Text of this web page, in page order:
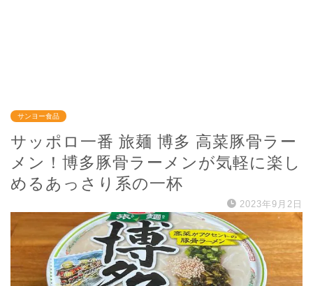
サンヨー食品
サッポロ一番 旅麺 博多 高菜豚骨ラー
メン！博多豚骨ラーメンが気軽に楽し
めるあっさり系の一杯
2023年9月2日